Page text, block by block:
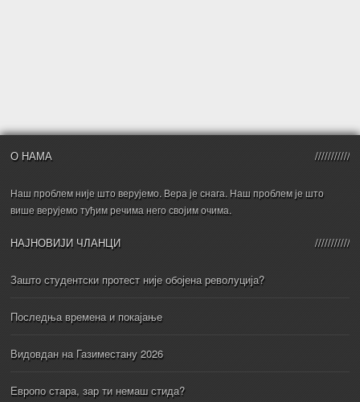
О НАМА
Наш проблем није што верујемо. Вера је снага. Наш проблем је што
више верујемо туђим речима него својим очима.
НАЈНОВИЈИ ЧЛАНЦИ
Зашто студентски протест није обојена револуција?
Последња времена и покајање
Видовдан на Газиместану 2026
Европо стара, зар ти немаш стида?